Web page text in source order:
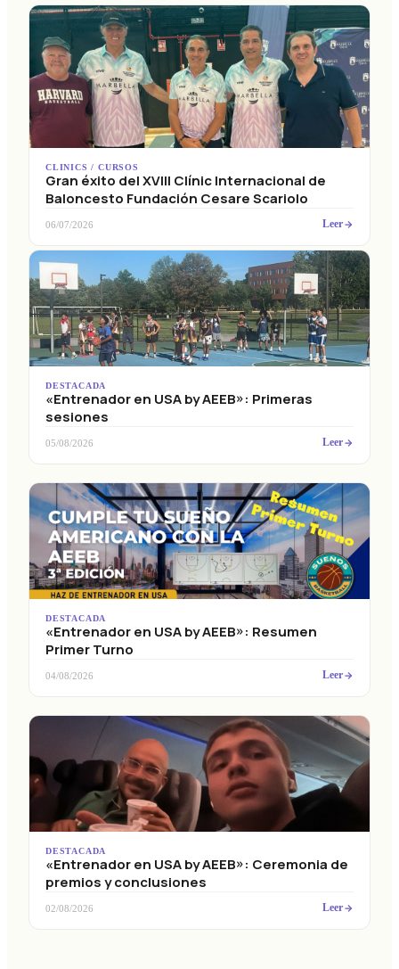
CLINICS / CURSOS
Gran éxito del XVIII Clínic Internacional de
Baloncesto Fundación Cesare Scariolo
06/07/2026 Leer
DESTACADA
«Entrenador en USA by AEEB»: Primeras
sesiones
05/08/2026 Leer
DESTACADA
«Entrenador en USA by AEEB»: Resumen
Primer Turno
04/08/2026 Leer
DESTACADA
«Entrenador en USA by AEEB»: Ceremonia de
premios y conclusiones
02/08/2026 Leer